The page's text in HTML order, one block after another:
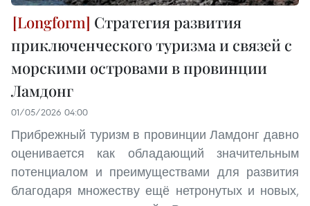
Стратегия развития
приключенческого туризма и связей с
морскими островами в провинции
Ламдонг
01/05/2026 04:00
Прибрежный туризм в провинции Ламдонг давно
оценивается как обладающий значительным
потенциалом и преимуществами для развития
благодаря множеству ещё нетронутых и новых,